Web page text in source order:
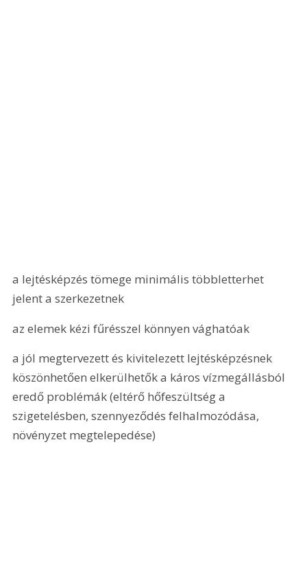
a lejtésképzés tömege minimális többletterhet
jelent a szerkezetnek
az elemek kézi fűrésszel könnyen vághatóak
a jól megtervezett és kivitelezett lejtésképzésnek
köszönhetően elkerülhetők a káros vízmegállásból
eredő problémák (eltérő hőfeszültség a
szigetelésben, szennyeződés felhalmozódása,
növényzet megtelepedése)